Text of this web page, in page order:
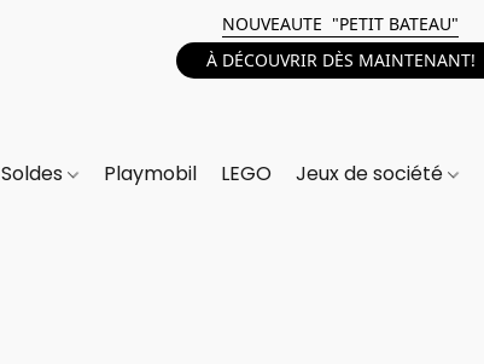
NOUVEAUTE "PETIT BATEAU"
À DÉCOUVRIR DÈS MAINTENANT!
Soldes Playmobil LEGO Jeux de société